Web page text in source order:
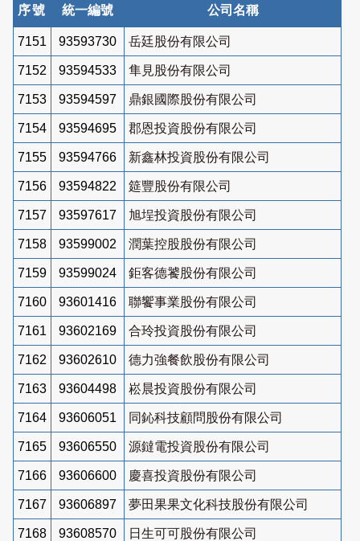
序號 統一編號 公司名稱
7151 93593730 岳廷股份有限公司
7152 93594533 隼見股份有限公司
7153 93594597 鼎銀國際股份有限公司
7154 93594695 郡恩投資股份有限公司
7155 93594766 新鑫林投資股份有限公司
7156 93594822 筵豐股份有限公司
7157 93597617 旭埕投資股份有限公司
7158 93599002 潤葉控股股份有限公司
7159 93599024 鉅客德饕股份有限公司
7160 93601416 聯饗事業股份有限公司
7161 93602169 合玲投資股份有限公司
7162 93602610 德力強餐飲股份有限公司
7163 93604498 崧晨投資股份有限公司
7164 93606051 同鈊科技顧問股份有限公司
7165 93606550 源鐽電投資股份有限公司
7166 93606600 慶喜投資股份有限公司
7167 93606897 夢田果果文化科技股份有限公司
7168 93608570 日生可可股份有限公司